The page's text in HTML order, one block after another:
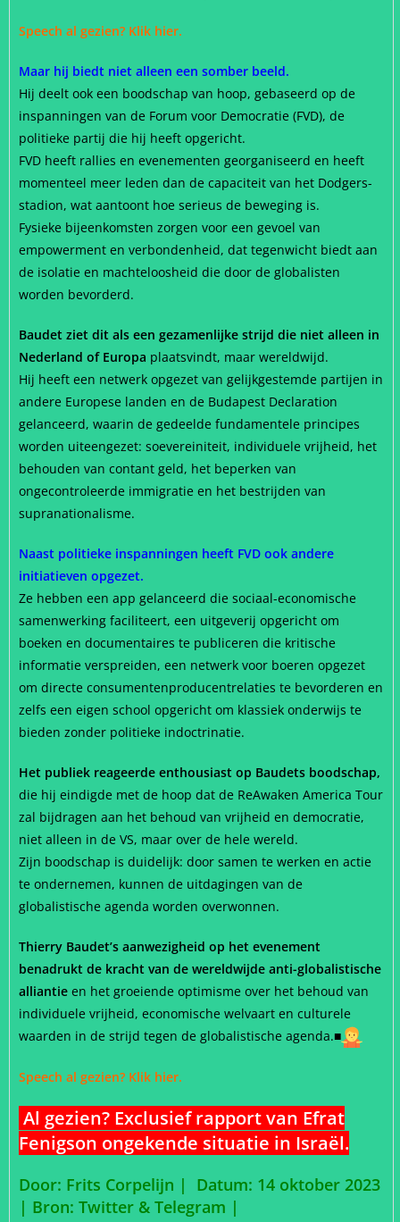
Speech al gezien? Klik hier.
Maar hij biedt niet alleen een somber beeld.
Hij deelt ook een boodschap van hoop, gebaseerd op de
inspanningen van de Forum voor Democratie (FVD), de
politieke partij die hij heeft opgericht.
FVD heeft rallies en evenementen georganiseerd en heeft
momenteel meer leden dan de capaciteit van het Dodgers-
stadion, wat aantoont hoe serieus de beweging is.
Fysieke bijeenkomsten zorgen voor een gevoel van
empowerment en verbondenheid, dat tegenwicht biedt aan
de isolatie en machteloosheid die door de globalisten
worden bevorderd.
Baudet ziet dit als een gezamenlijke strijd die niet alleen in
Nederland of Europa plaatsvindt, maar wereldwijd.
Hij heeft een netwerk opgezet van gelijkgestemde partijen in
andere Europese landen en de Budapest Declaration
gelanceerd, waarin de gedeelde fundamentele principes
worden uiteengezet: soevereiniteit, individuele vrijheid, het
behouden van contant geld, het beperken van
ongecontroleerde immigratie en het bestrijden van
supranationalisme.
Naast politieke inspanningen heeft FVD ook andere
initiatieven opgezet.
Ze hebben een app gelanceerd die sociaal-economische
samenwerking faciliteert, een uitgeverij opgericht om
boeken en documentaires te publiceren die kritische
informatie verspreiden, een netwerk voor boeren opgezet
om directe consumentenproducentrelaties te bevorderen en
zelfs een eigen school opgericht om klassiek onderwijs te
bieden zonder politieke indoctrinatie.
Het publiek reageerde enthousiast op Baudets boodschap,
die hij eindigde met de hoop dat de ReAwaken America Tour
zal bijdragen aan het behoud van vrijheid en democratie,
niet alleen in de VS, maar over de hele wereld.
Zijn boodschap is duidelijk: door samen te werken en actie
te ondernemen, kunnen de uitdagingen van de
globalistische agenda worden overwonnen.
Thierry Baudet’s aanwezigheid op het evenement
benadrukt de kracht van de wereldwijde anti-globalistische
alliantie en het groeiende optimisme over het behoud van
individuele vrijheid, economische welvaart en culturele
waarden in de strijd tegen de globalistische agenda.■
Speech al gezien? Klik hier.
Al gezien? Exclusief rapport van Efrat
Fenigson ongekende situatie in Israël.
Door: Frits Corpelijn | Datum: 14 oktober 2023
| Bron: Twitter & Telegram |